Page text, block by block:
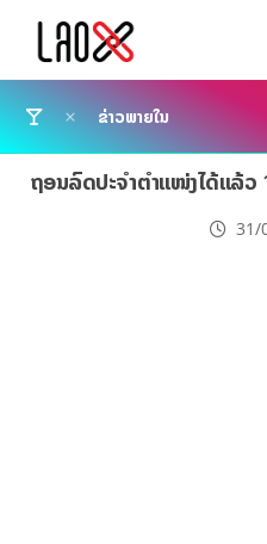
ຂ່າວພາຍໃນ
ຖອນລົດປະຈຳຕຳແໜ່ງໄດ້ແລ້ວ
31/